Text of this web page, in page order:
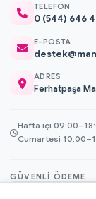
TELEFON
0 (544) 646
E-POSTA
ADRES
Ferhatpaşa
Hafta içi
Cumartesi
GÜVENLI ÖDEME